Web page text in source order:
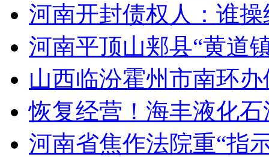
河南开封债权人：谁
河南平顶山郏县“黄道
山西临汾霍州市南环
恢复经营！海丰液化
河南省焦作法院重“指